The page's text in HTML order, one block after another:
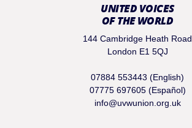
UNITED VOICES
OF THE WORLD
144 Cambridge Heath Road
London E1 5QJ
07884 553443 (English)
07775 697605 (Español)
info@uvwunion.org.uk